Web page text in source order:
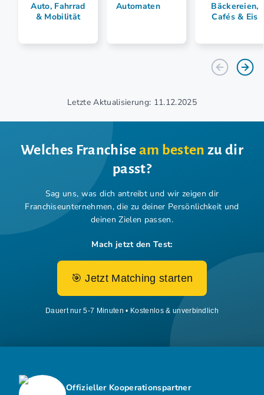
Auto, Fahrrad
& Mobilität
Automaten
Bäckereien,
Cafés & Eis
Letzte Aktualisierung: 11.12.2025
Welches Franchiseam besten zu dir
passt?
Sag uns, was dich antreibt und wir zeigen dir
Franchiseunternehmen, die zu deiner Persönlichkeit und
deinen Zielen passen.
Mach jetzt den Test:
🎯 Jetzt Matching starten
Dauert nur 5-7 Minuten • Kostenlos & unverbindlich
Offizieller Kooperationspartner